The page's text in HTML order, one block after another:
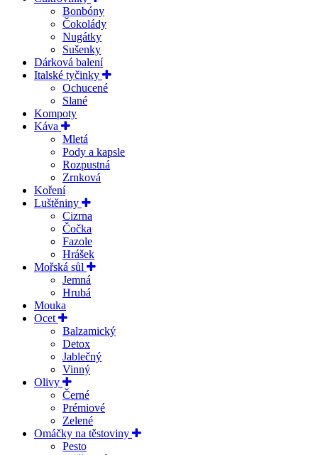
Bonbóny
Čokolády
Nugátky
Sušenky
Dárková balení
Italské tyčinky
Ochucené
Slané
Kompoty
Káva
Mletá
Pody a kapsle
Rozpustná
Zrnková
Koření
Luštěniny
Cizrna
Čočka
Fazole
Hrášek
Mořská sůl
Jemná
Hrubá
Mouka
Ocet
Balzamický
Detox
Jablečný
Vinný
Olivy
Černé
Prémiové
Zelené
Omáčky na těstoviny
Pesto